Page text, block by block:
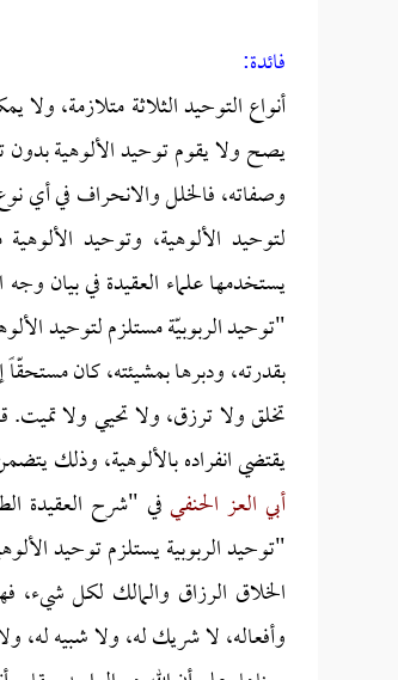
فائدة:
أنواع التوحيد الثلاثة متلازمة،
يصح ولا يقوم توحيد الألوهية بدون
وصفاته، فالخلل والانحراف في أي
لتوحيد الألوهية، وتوحيد
يستخدمها علماء العقيدة في بيان وجه
"توحيد الربوبيّة مستلزم لتوحيد
بقدرته، ودبرها بمشيئته، كان
تخلق ولا ترزق، ولا تحيي ولا تميت.
يقتضي انفراده بالألوهية، وذلك
أبي العز الحنفيفي "شرح العقيدة
"توحيد الربوبية يستلزم توحيد
الخلاق الرزاق والمالك لكل شيء،
وأفعاله، لا شريك له، ولا شبيه له،